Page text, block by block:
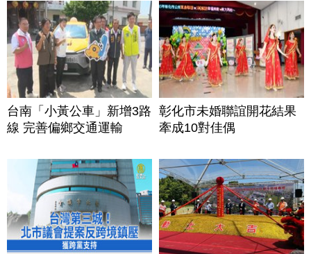
台南「小黃公車」新增3路
線 完善偏鄉交通運輸
彰化市未婚聯誼開花結果
牽成10對佳偶